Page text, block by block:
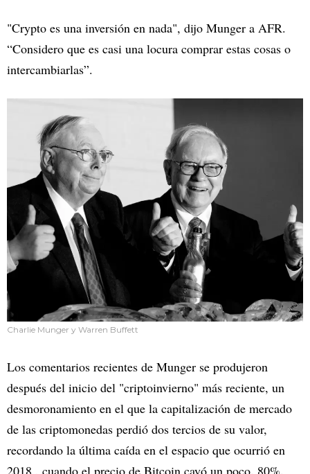
"Crypto es una inversión en nada", dijo Munger a AFR.
“Considero que es casi una locura comprar estas cosas o
intercambiarlas”.
Charlie Munger y Warren Buffett
Los comentarios recientes de Munger se produjeron
después del inicio del "criptoinvierno" más reciente, un
desmoronamiento en el que la capitalización de mercado
de las criptomonedas perdió dos tercios de su valor,
recordando la última caída en el espacio que ocurrió en
2018 , cuando el precio de Bitcoin cayó un poco. 80%.